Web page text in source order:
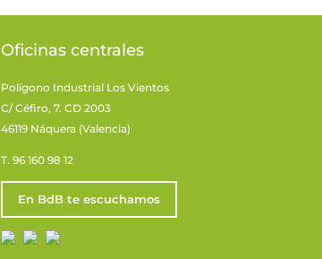
Oficinas centrales
Polígono Industrial Los Vientos
C/ Céfiro, 7. CD 2003
46119 Náquera (Valencia)
T. 96 160 98 12
En BdB te escuchamos